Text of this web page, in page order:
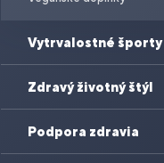
Vytrvalostné športy
Zdravý životný štýl
Podpora zdravia